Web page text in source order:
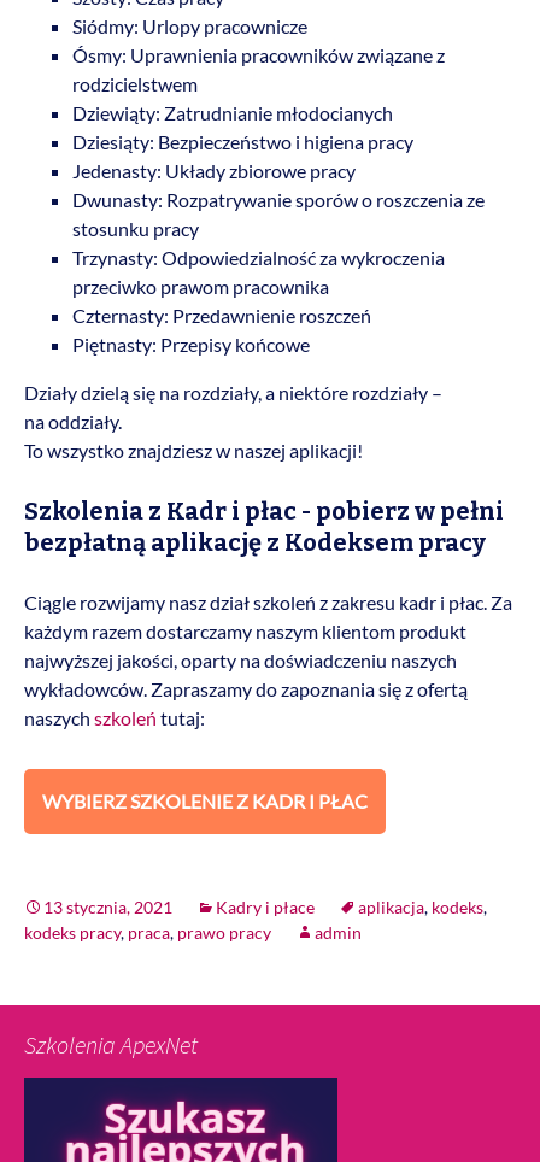
Siódmy: Urlopy pracownicze
Ósmy: Uprawnienia pracowników związane z
rodzicielstwem
Dziewiąty: Zatrudnianie młodocianych
Dziesiąty: Bezpieczeństwo i higiena pracy
Jedenasty: Układy zbiorowe pracy
Dwunasty: Rozpatrywanie sporów o roszczenia ze
stosunku pracy
Trzynasty: Odpowiedzialność za wykroczenia
przeciwko prawom pracownika
Czternasty: Przedawnienie roszczeń
Piętnasty: Przepisy końcowe
Działy dzielą się na rozdziały, a niektóre rozdziały –
na oddziały.
To wszystko znajdziesz w naszej aplikacji!
Szkolenia z Kadr i płac - pobierz w pełni
bezpłatną aplikację z Kodeksem pracy
Ciągle rozwijamy nasz dział szkoleń z zakresu kadr i płac. Za
każdym razem dostarczamy naszym klientom produkt
najwyższej jakości, oparty na doświadczeniu naszych
wykładowców. Zapraszamy do zapoznania się z ofertą
naszych szkoleń tutaj:
WYBIERZ SZKOLENIE Z KADR I PŁAC
13 stycznia, 2021 Kadry i płace aplikacja, kodeks,
kodeks pracy, praca, prawo pracy admin
Szkolenia ApexNet